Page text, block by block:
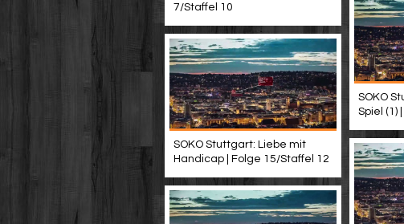
7/Staffel 10
SOKO
Spiel (1)
SOKO Stuttgart: Liebe mit
Handicap | Folge 15/Staffel 12